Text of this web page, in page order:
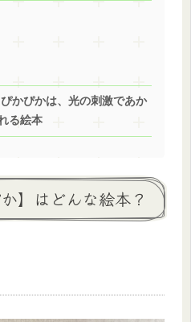
ぴかぴかは、光の刺激であか
る絵本
】はどんな絵本？